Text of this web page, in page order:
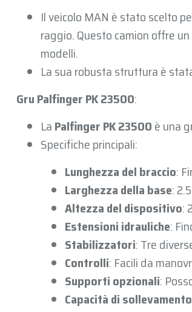
Il veicolo MAN è stato scelto
raggio. Questo camion offre
modelli.
La sua robusta struttura è
Gru Palfinger PK 23500:
LaPalfinger PK 23500è una
Specifiche principali:
Lunghezza del braccio:
Larghezza della base:
Altezza del dispositivo:
Estensioni idrauliche:
Stabilizzatori: Tre
Controlli: Facili da
Supporti opzionali:
Capacità di sollevamento